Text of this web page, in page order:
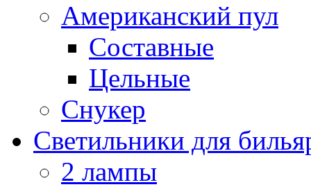
Американский пул
Составные
Цельные
Снукер
Светильники для
2 лампы